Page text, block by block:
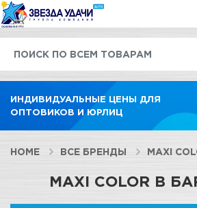
ИНДИВИДУАЛЬНЫЕ ЦЕНЫ ДЛЯ
ОПТОВИКОВ И ЮРЛИЦ
HOME ВСЕ БРЕНДЫ MAXI
MAXI COLOR В